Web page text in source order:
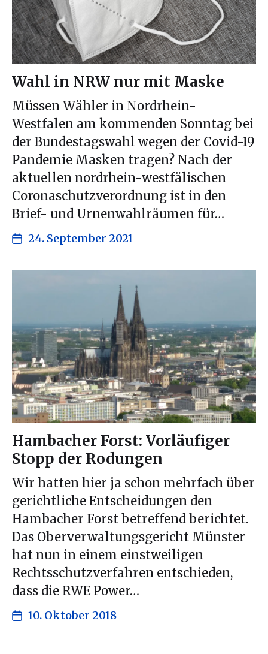
Wahl in NRW nur mit Maske
Müssen Wähler in Nordrhein-
Westfalen am kommenden Sonntag bei
der Bundestagswahl wegen der Covid-19
Pandemie Masken tragen? Nach der
aktuellen nordrhein-westfälischen
Coronaschutzverordnung ist in den
Brief- und Urnenwahlräumen für…
24. September 2021
Hambacher Forst: Vorläufiger
Stopp der Rodungen
Wir hatten hier ja schon mehrfach über
gerichtliche Entscheidungen den
Hambacher Forst betreffend berichtet.
Das Oberverwaltungsgericht Münster
hat nun in einem einstweiligen
Rechtsschutzverfahren entschieden,
dass die RWE Power…
10. Oktober 2018